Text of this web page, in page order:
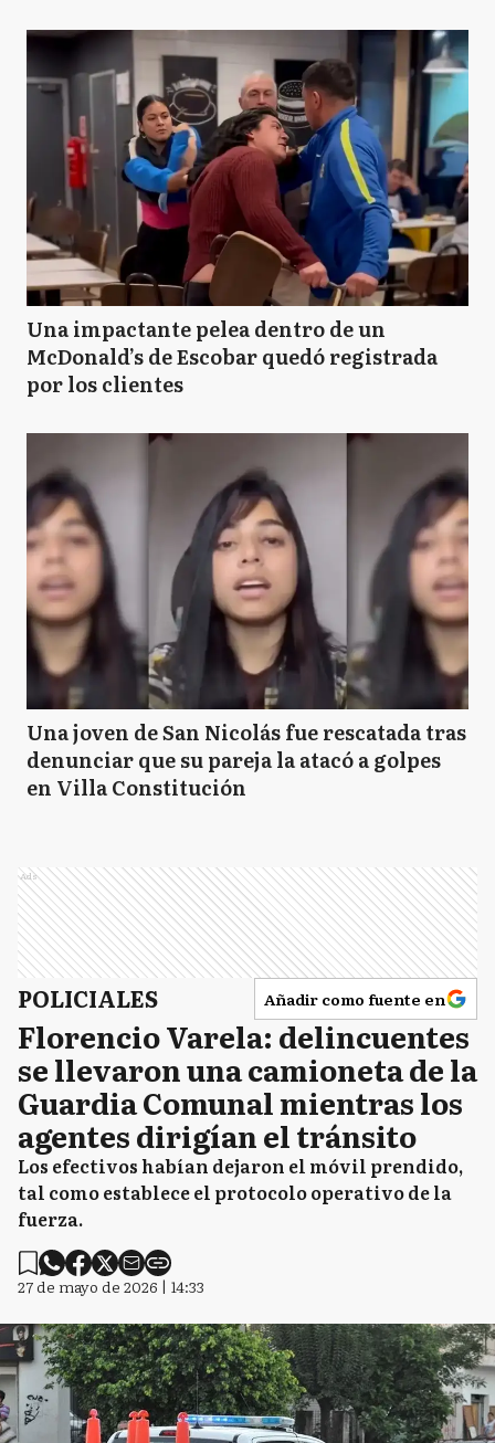
Una impactante pelea dentro de un
McDonald’s de Escobar quedó registrada
por los clientes
Una joven de San Nicolás fue rescatada tras
denunciar que su pareja la atacó a golpes
en Villa Constitución
Ads
POLICIALES Añadir como fuente en
Florencio Varela: delincuentes
se llevaron una camioneta de la
Guardia Comunal mientras los
agentes dirigían el tránsito
Los efectivos habían dejaron el móvil prendido,
tal como establece el protocolo operativo de la
fuerza.
27 de mayo de 2026 | 14:33